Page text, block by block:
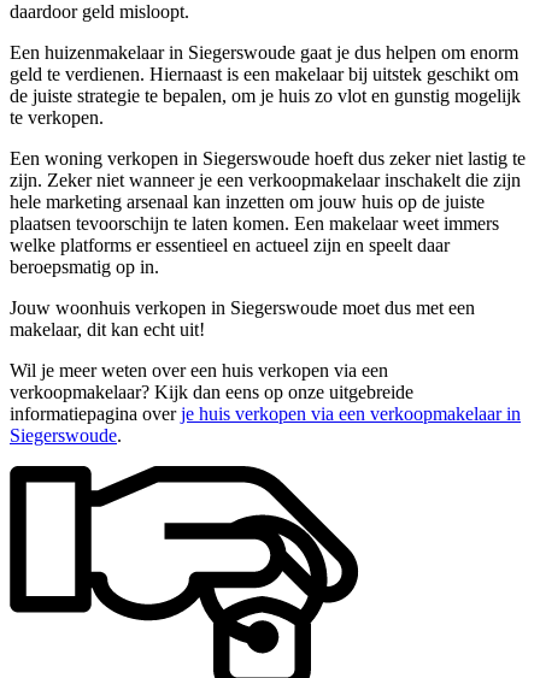
daardoor geld misloopt.
Een huizenmakelaar in Siegerswoude gaat je dus helpen om enorm
geld te verdienen. Hiernaast is een makelaar bij uitstek geschikt om
de juiste strategie te bepalen, om je huis zo vlot en gunstig mogelijk
te verkopen.
Een woning verkopen in Siegerswoude hoeft dus zeker niet lastig te
zijn. Zeker niet wanneer je een verkoopmakelaar inschakelt die zijn
hele marketing arsenaal kan inzetten om jouw huis op de juiste
plaatsen tevoorschijn te laten komen. Een makelaar weet immers
welke platforms er essentieel en actueel zijn en speelt daar
beroepsmatig op in.
Jouw woonhuis verkopen in Siegerswoude moet dus met een
makelaar, dit kan echt uit!
Wil je meer weten over een huis verkopen via een
verkoopmakelaar? Kijk dan eens op onze uitgebreide
informatiepagina overje huis verkopen via een verkoopmakelaar in
Siegerswoude.